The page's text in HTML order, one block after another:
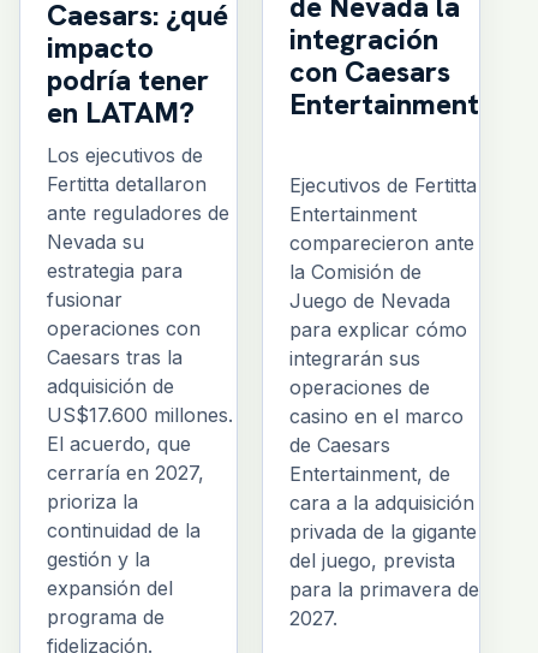
Caesars: ¿qué
impacto
podría tener
en LATAM?
Los ejecutivos de
Fertitta detallaron
ante reguladores de
Nevada su
estrategia para
fusionar
operaciones con
Caesars tras la
adquisición de
US$17.600 millones.
El acuerdo, que
cerraría en 2027,
prioriza la
continuidad de la
gestión y la
expansión del
programa de
fidelización.
integración
con Caesars
Entertainment
Ejecutivos de Fertitta
Entertainment
comparecieron ante
la Comisión de
Juego de Nevada
para explicar cómo
integrarán sus
operaciones de
casino en el marco
de Caesars
Entertainment, de
cara a la adquisición
privada de la gigante
del juego, prevista
para la primavera de
2027.